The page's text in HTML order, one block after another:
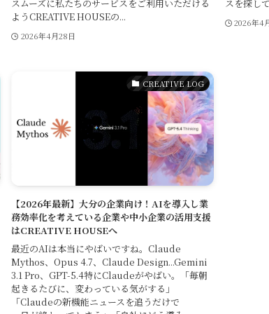
スムーズに私たちのサービスをご利用いただける
ようCREATIVE HOUSEの...
2026年4月28日
スを探し
2026年4
CREATIVE LOG
【2026年最新】大分の企業向け！AIを導入し業
務効率化を考えている企業や中小企業の活用支援
はCREATIVE HOUSEへ
最近のAIは本当にやばいですね。Claude
Mythos、Opus 4.7、Claude Design...Gemini
3.1 Pro、GPT-5.4特にClaudeがやばい。「毎朝
起きるたびに、変わっている気がする」
「Claudeの新機能ニュースを追うだけで